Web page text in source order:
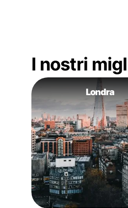
I nostri
Londra